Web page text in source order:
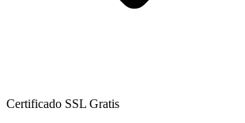
Certificado SSL Gratis